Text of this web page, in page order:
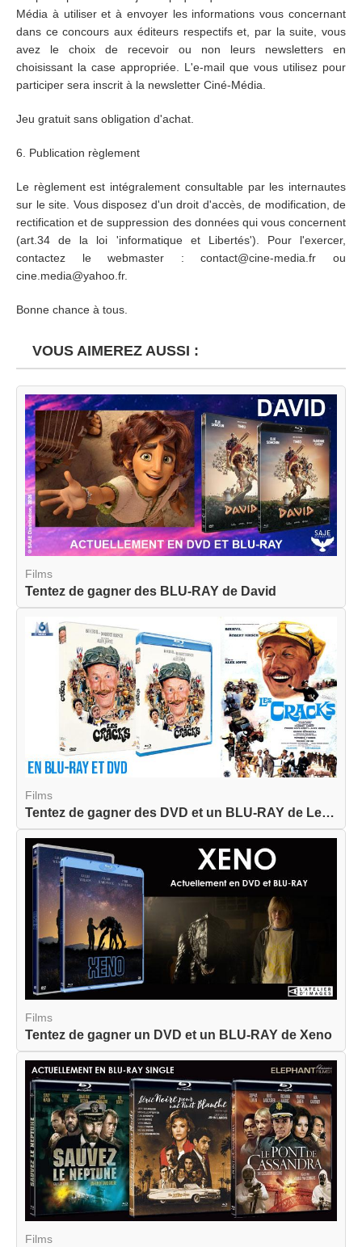
Média à utiliser et à envoyer les informations vous concernant
dans ce concours aux éditeurs respectifs et, par la suite, vous
avez le choix de recevoir ou non leurs newsletters en
choisissant la case appropriée. L'e-mail que vous utilisez pour
participer sera inscrit à la newsletter Ciné-Média.
Jeu gratuit sans obligation d'achat.
6. Publication règlement
Le règlement est intégralement consultable par les internautes
sur le site. Vous disposez d'un droit d'accès, de modification, de
rectification et de suppression des données qui vous concernent
(art.34 de la loi 'informatique et Libertés'). Pour l'exercer,
contactez le webmaster : contact@cine-media.fr ou
cine.media@yahoo.fr.
Bonne chance à tous.
VOUS AIMEREZ AUSSI :
Films
Tentez de gagner des BLU-RAY de David
Films
Tentez de gagner des DVD et un BLU-RAY de Les Cr...
Films
Tentez de gagner un DVD et un BLU-RAY de Xeno
Films